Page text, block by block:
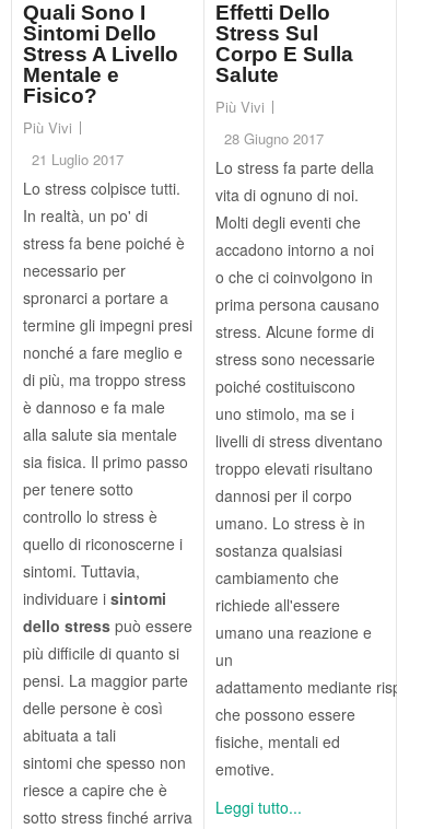
Quali Sono I
Sintomi Dello
Stress A Livello
Mentale e
Fisico?
Più Vivi
21 Luglio 2017
Lo stress colpisce tutti.
In realtà, un po' di
stress fa bene poiché è
necessario per
spronarci a portare a
termine gli impegni presi
nonché a fare meglio e
di più, ma troppo stress
è dannoso e fa male
alla salute sia mentale
sia fisica. Il primo passo
per tenere sotto
controllo lo stress è
quello di riconoscerne i
sintomi. Tuttavia,
individuare i sintomi
dello stress può essere
più difficile di quanto si
pensi. La maggior parte
delle persone è così
abituata a tali
sintomi che spesso non
riesce a capire che è
sotto stress finché arriva
Effetti Dello
Stress Sul
Corpo E Sulla
Salute
Più Vivi
28 Giugno 2017
Lo stress fa parte della
vita di ognuno di noi.
Molti degli eventi che
accadono intorno a noi
o che ci coinvolgono in
prima persona causano
stress. Alcune forme di
stress sono necessarie
poiché costituiscono
uno stimolo, ma se i
livelli di stress diventano
troppo elevati risultano
dannosi per il corpo
umano. Lo stress è in
sostanza qualsiasi
cambiamento che
richiede all'essere
umano una reazione e
un
adattamento mediante risposte
che possono essere
fisiche, mentali ed
emotive.
Leggi tutto...